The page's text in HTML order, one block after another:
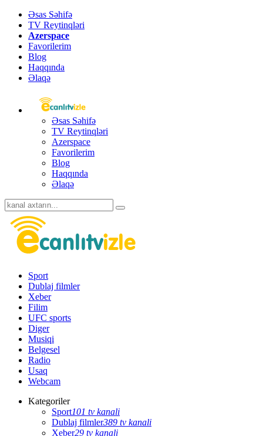
Əsas Səhifə
TV Reytinqləri
Azerspace
Favorilerim
Blog
Haqqında
Əlaqə
Əsas Səhifə
TV Reytinqləri
Azerspace
Favorilerim
Blog
Haqqında
Əlaqə
Sport
Dublaj filmler
Xeber
Filim
UFC sports
Diger
Musiqi
Belgesel
Radio
Usaq
Webcam
Kategoriler
Sport101 tv kanali
Dublaj filmler389 tv kanali
Xeber29 tv kanali